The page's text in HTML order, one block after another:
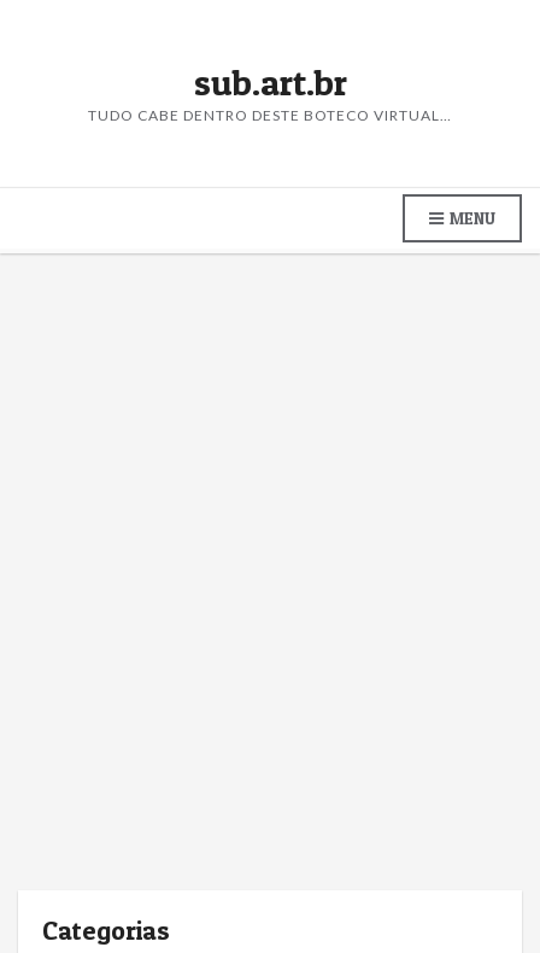
sub.art.br
TUDO CABE DENTRO DESTE BOTECO VIRTUAL…
MENU
Categorias